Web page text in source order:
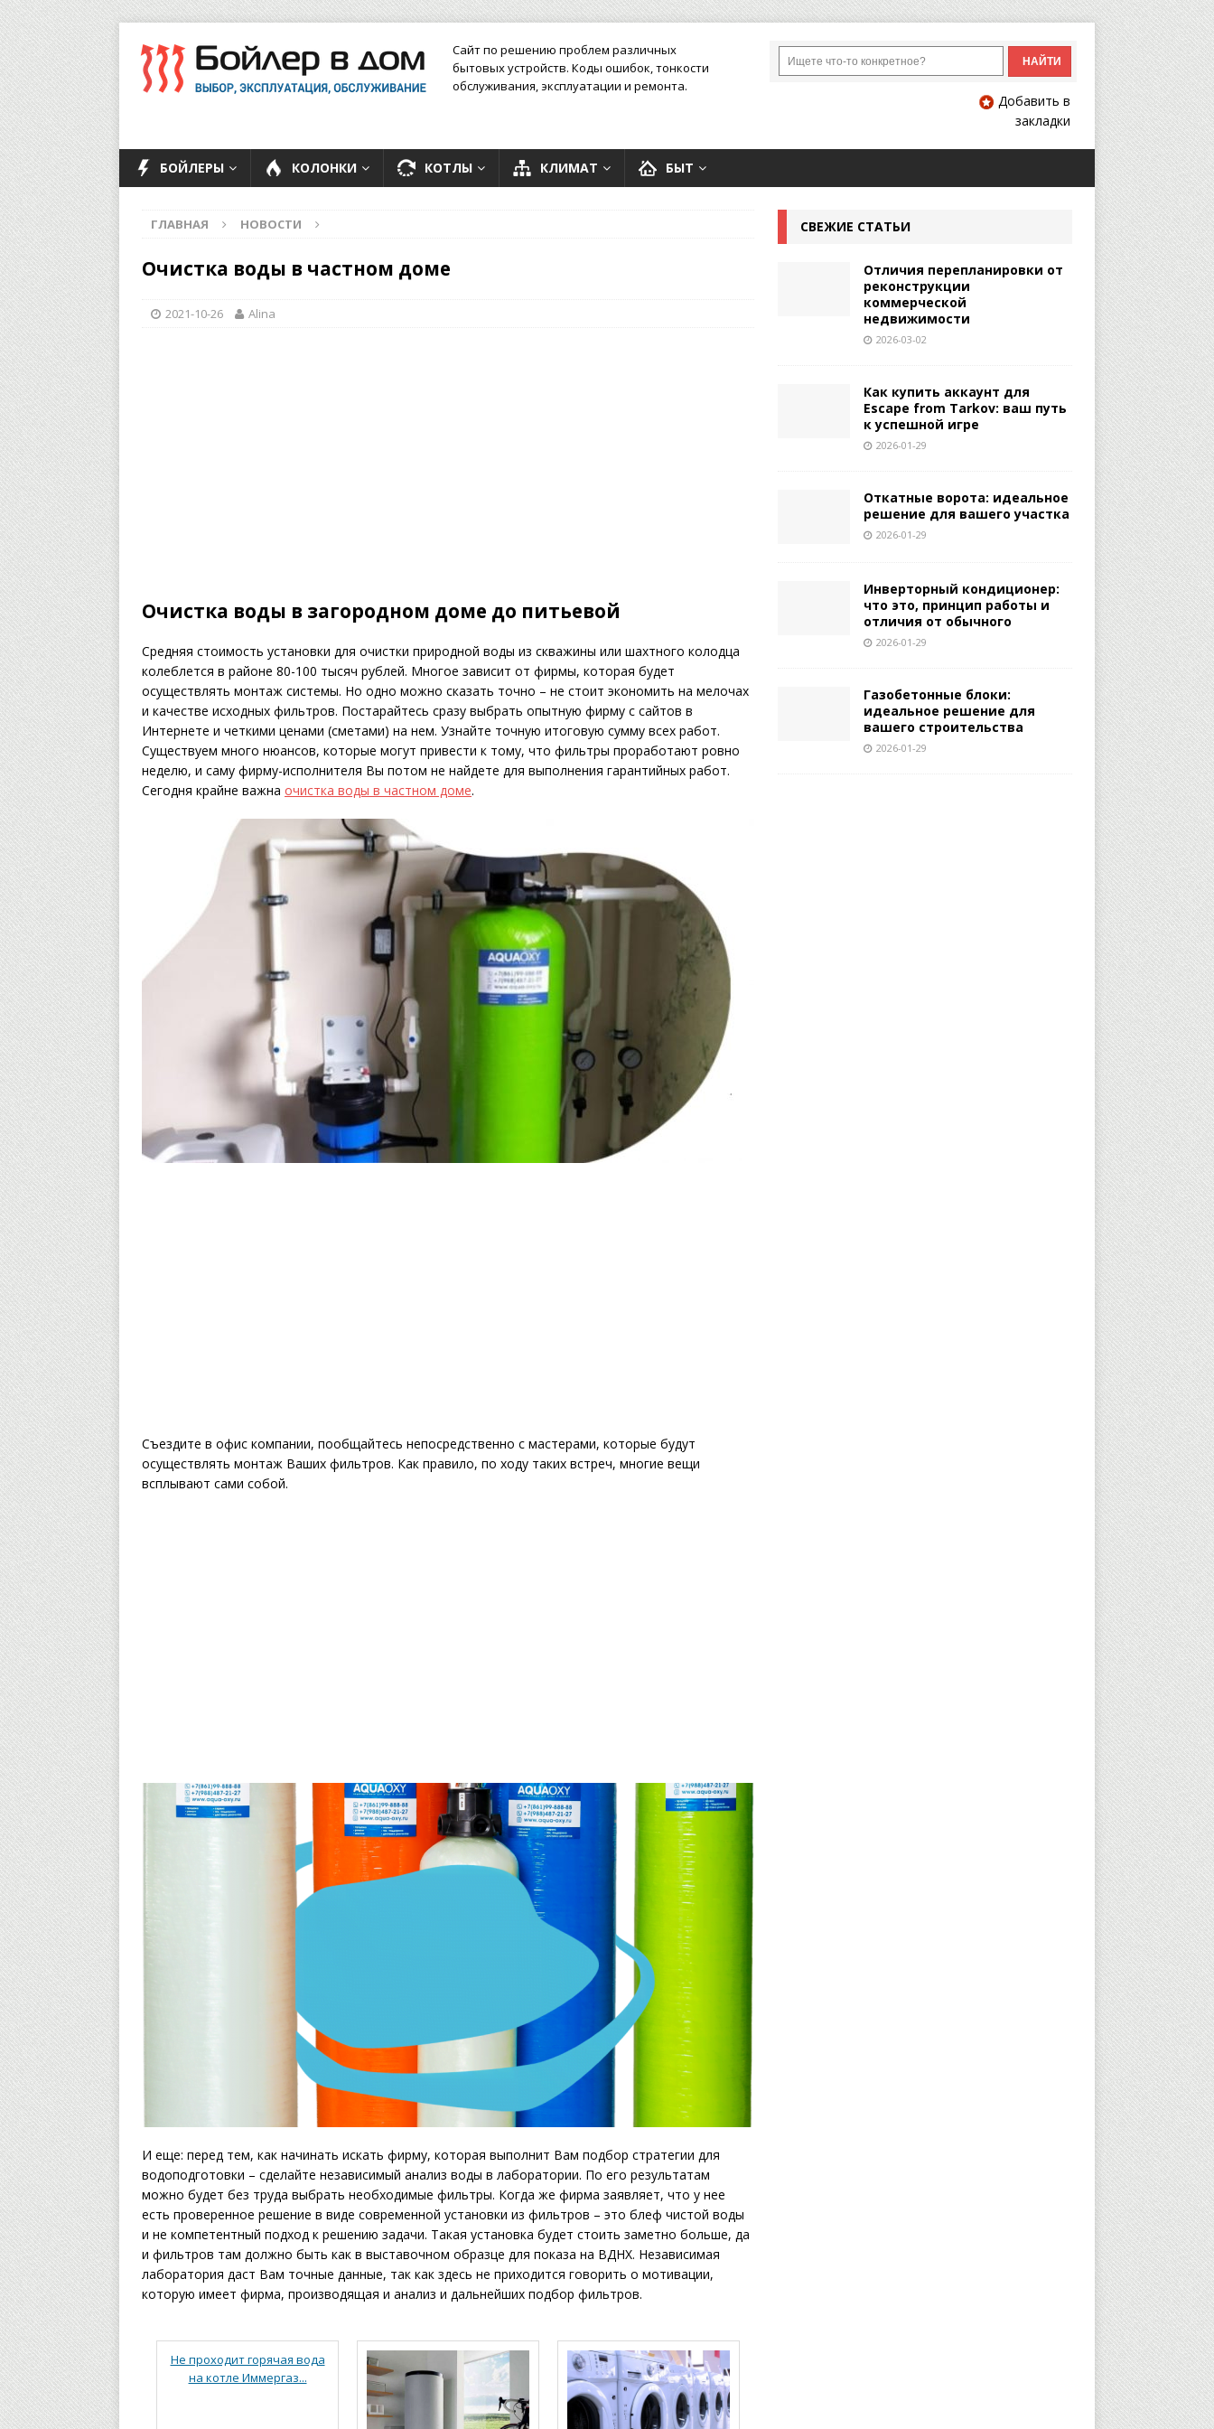
Сайт по решению проблем различных
бытовых устройств. Коды ошибок, тонкости
обслуживания, эксплуатации и ремонта.
Добавить в
закладки
БОЙЛЕРЫ КОЛОНКИ КОТЛЫ КЛИМАТ БЫТ
ГЛАВНАЯ НОВОСТИ
Очистка воды в частном доме
2021-10-26 Alina
Очистка воды в загородном доме до питьевой
Средняя стоимость установки для очистки природной воды из скважины или шахтного колодца
колеблется в районе 80-100 тысяч рублей. Многое зависит от фирмы, которая будет
осуществлять монтаж системы. Но одно можно сказать точно – не стоит экономить на мелочах
и качестве исходных фильтров. Постарайтесь сразу выбрать опытную фирму с сайтов в
Интернете и четкими ценами (сметами) на нем. Узнайте точную итоговую сумму всех работ.
Существуем много нюансов, которые могут привести к тому, что фильтры проработают ровно
неделю, и саму фирму-исполнителя Вы потом не найдете для выполнения гарантийных работ.
Сегодня крайне важна очистка воды в частном доме.
Съездите в офис компании, пообщайтесь непосредственно с мастерами, которые будут
осуществлять монтаж Ваших фильтров. Как правило, по ходу таких встреч, многие вещи
всплывают сами собой.
И еще: перед тем, как начинать искать фирму, которая выполнит Вам подбор стратегии для
водоподготовки – сделайте независимый анализ воды в лаборатории. По его результатам
можно будет без труда выбрать необходимые фильтры. Когда же фирма заявляет, что у нее
есть проверенное решение в виде современной установки из фильтров – это блеф чистой воды
и не компетентный подход к решению задачи. Такая установка будет стоить заметно больше, да
и фильтров там должно быть как в выставочном образце для показа на ВДНХ. Независимая
лаборатория даст Вам точные данные, так как здесь не приходится говорить о мотивации,
которую имеет фирма, производящая и анализ и дальнейших подбор фильтров.
Не проходит горячая вода
на котле Иммергаз...
СВЕЖИЕ СТАТЬИ
Отличия перепланировки от
реконструкции
коммерческой
недвижимости
2026-03-02
Как купить аккаунт для
Escape from Tarkov: ваш путь
к успешной игре
2026-01-29
Откатные ворота: идеальное
решение для вашего участка
2026-01-29
Инверторный кондиционер:
что это, принцип работы и
отличия от обычного
2026-01-29
Газобетонные блоки:
идеальное решение для
вашего строительства
2026-01-29